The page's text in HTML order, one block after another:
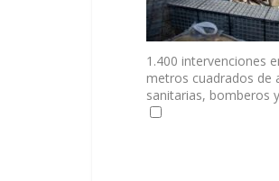
1.400 intervenciones
metros cuadrados de
sanitarias, bomberos